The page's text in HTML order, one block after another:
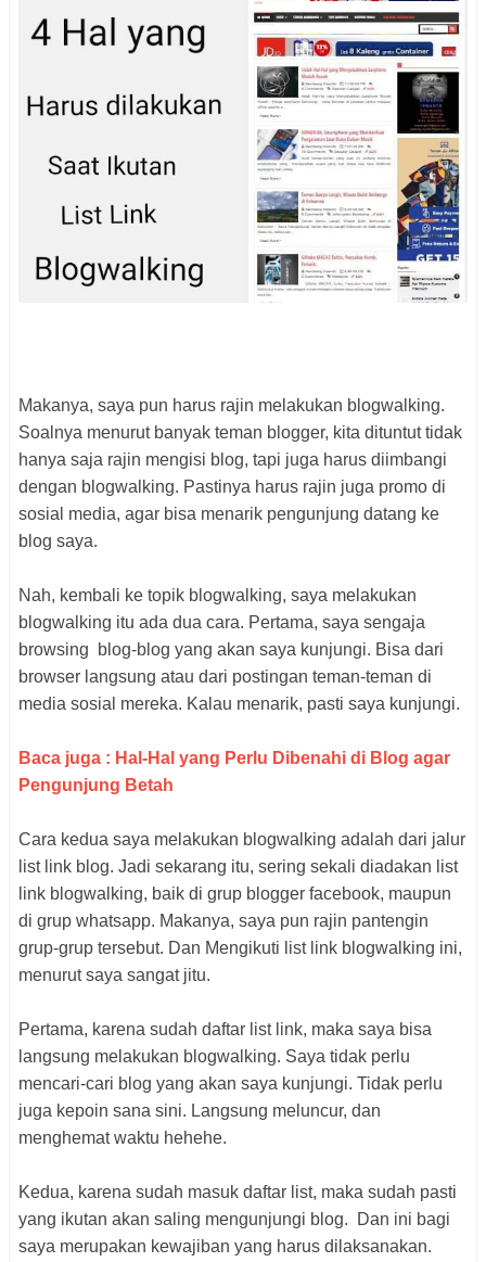
Makanya, saya pun harus rajin melakukan blogwalking.
Soalnya menurut banyak teman blogger, kita dituntut tidak
hanya saja rajin mengisi blog, tapi juga harus diimbangi
dengan blogwalking. Pastinya harus rajin juga promo di
sosial media, agar bisa menarik pengunjung datang ke
blog saya.
Nah, kembali ke topik blogwalking, saya melakukan
blogwalking itu ada dua cara. Pertama, saya sengaja
browsing blog-blog yang akan saya kunjungi. Bisa dari
browser langsung atau dari postingan teman-teman di
media sosial mereka. Kalau menarik, pasti saya kunjungi.
Baca juga : Hal-Hal yang Perlu Dibenahi di Blog agar
Pengunjung Betah
Cara kedua saya melakukan blogwalking adalah dari jalur
list link blog. Jadi sekarang itu, sering sekali diadakan list
link blogwalking, baik di grup blogger facebook, maupun
di grup whatsapp. Makanya, saya pun rajin pantengin
grup-grup tersebut. Dan Mengikuti list link blogwalking ini,
menurut saya sangat jitu.
Pertama, karena sudah daftar list link, maka saya bisa
langsung melakukan blogwalking. Saya tidak perlu
mencari-cari blog yang akan saya kunjungi. Tidak perlu
juga kepoin sana sini. Langsung meluncur, dan
menghemat waktu hehehe.
Kedua, karena sudah masuk daftar list, maka sudah pasti
yang ikutan akan saling mengunjungi blog. Dan ini bagi
saya merupakan kewajiban yang harus dilaksanakan.